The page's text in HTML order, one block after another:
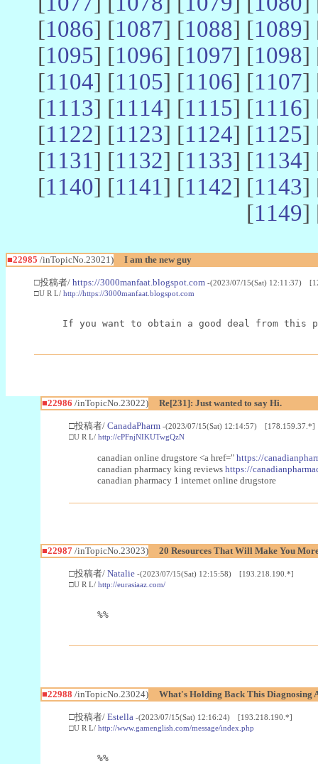
[1086] [1087] [1088] [1089]
[1095] [1096] [1097] [1098]
[1104] [1105] [1106] [1107]
[1113] [1114] [1115] [1116]
[1122] [1123] [1124] [1125]
[1131] [1132] [1133] [1134]
[1140] [1141] [1142] [1143]
[1149]
■22985 /inTopicNo.23021) I am the new guy
□投稿者/ https://3000manfaat.blogspot.com -(2023/07/15(Sat) 12:11:37)
□U R L/ http://https://3000manfaat.blogspot.com
If you want to obtain a good deal from this
■22986 /inTopicNo.23022) Re[231]: Just wanted to say Hi.
□投稿者/ CanadaPharm -(2023/07/15(Sat) 12:14:57) [178.159.37.*]
□U R L/ http://cPFnjNIKUTwgQzN
canadian online drugstore <a href=" https://
canadian pharmacy king reviews https://
canadian pharmacy 1 internet online drugstore
■22987/inTopicNo.23023) 20 Resources That Will Make You
□投稿者/ Natalie -(2023/07/15(Sat) 12:15:58) [193.218.190.*]
□U R L/ http://eurasiaaz.com/
%%
■22988 /inTopicNo.23024) What's Holding Back This Diagnosing
□投稿者/ Estella -(2023/07/15(Sat) 12:16:24) [193.218.190.*]
□U R L/ http://www.gamenglish.com/message/index.php
%%